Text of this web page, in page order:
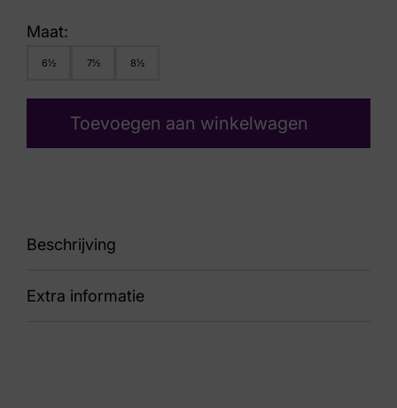
Maat:
6½ 7½ 8½
Toevoegen aan winkelwagen
Beschrijving
sneaker
Extra informatie